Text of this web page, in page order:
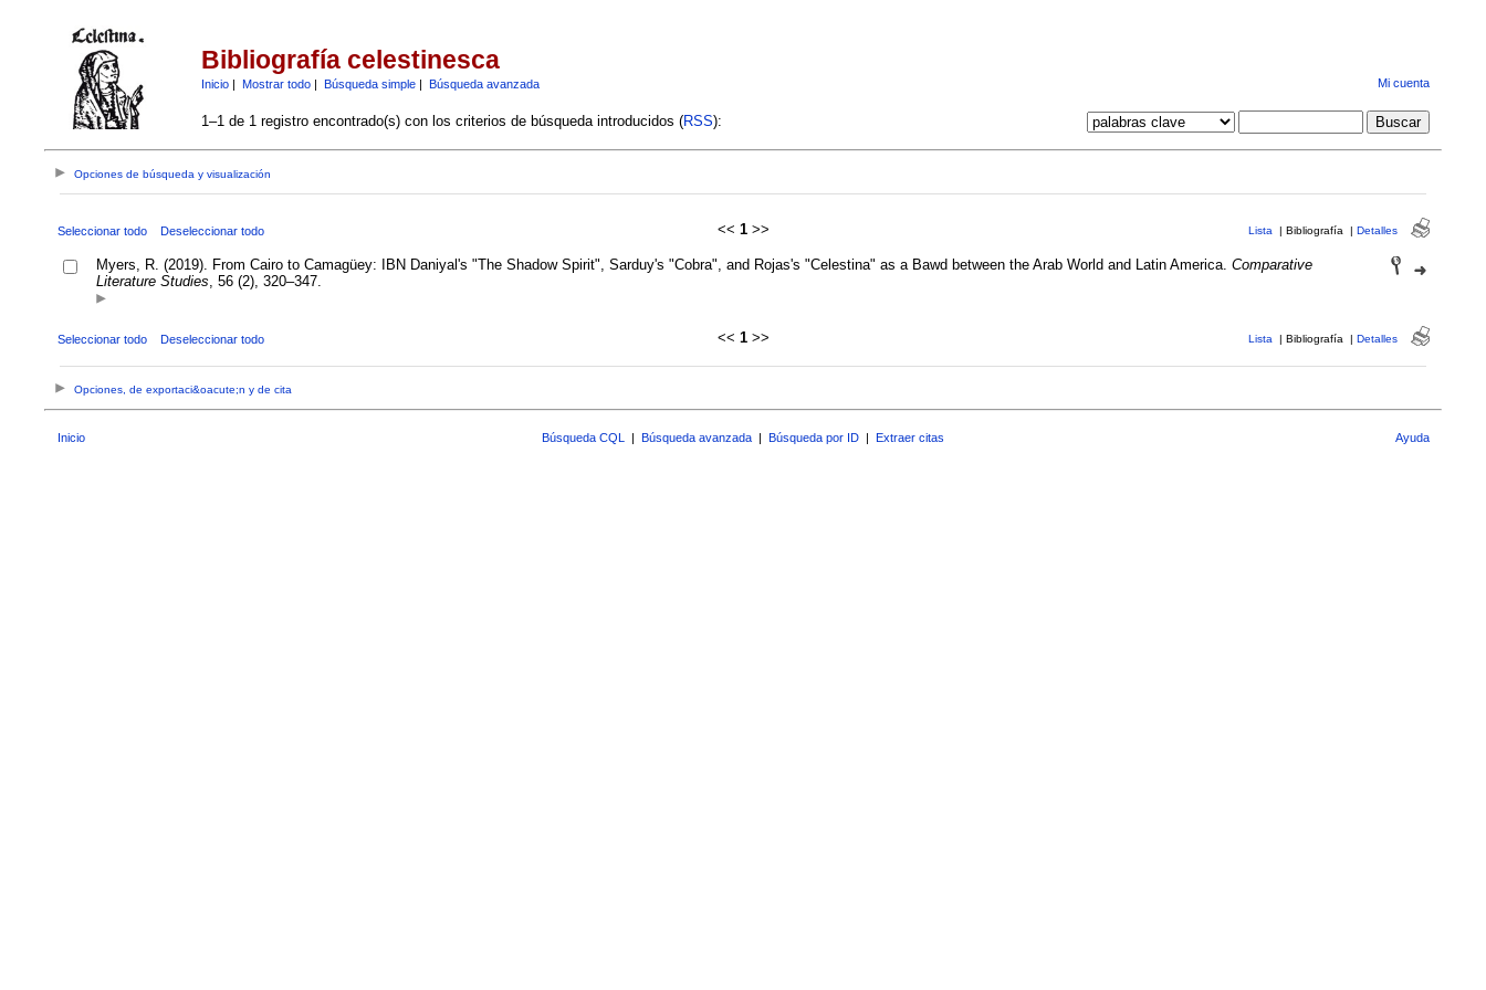
Bibliografía celestinesca
Inicio| Mostrar todo| Búsqueda simple| Búsqueda avanzada Mi cuenta
1–1 de 1 registro encontrado(s) con los criterios de búsqueda introducidos (RSS):
Opciones de búsqueda y visualización
Seleccionar todo Deseleccionar todo << 1>> Lista | Bibliografía | Detalles
Myers, R. (2019). From Cairo to Camagüey: IBN Daniyal's "The Shadow Spirit", Sarduy's "Cobra", and Rojas's "Celestina" as a Bawd between the Arab World and Latin America. Comparative
Literature Studies , 56 (2), 320–347.
Seleccionar todo Deseleccionar todo << 1>> Lista | Bibliografía | Detalles
Opciones, de exportaci&oacute;n y de cita
Inicio Búsqueda CQL | Búsqueda avanzada | Búsqueda por ID | Extraer citas Ayuda